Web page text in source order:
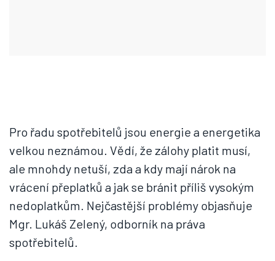
Pro řadu spotřebitelů jsou energie a energetika
velkou neznámou. Vědí, že zálohy platit musí,
ale mnohdy netuší, zda a kdy mají nárok na
vrácení přeplatků a jak se bránit příliš vysokým
nedoplatkům. Nejčastější problémy objasňuje
Mgr. Lukáš Zelený, odborník na práva
spotřebitelů.